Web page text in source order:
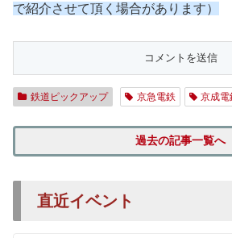
で紹介させて頂く場合があります）
鉄道ピックアップ 京急電鉄 京成電
過去の記事一覧へ
直近イベント